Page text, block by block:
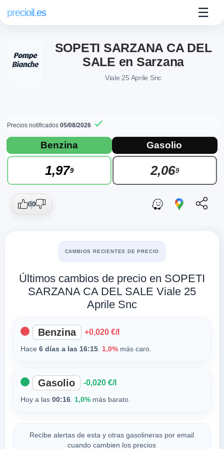
precioil.es ☰
SOPETI SARZANA CA DEL
SALE en Sarzana
Viale 25 Aprile Snc
Precios notificados05/08/2026
Precios actuales de combustibles en
Consulta los precios actuales de la gasolinera
Benzina
1,979
Gasolio
2,069
00
CAMBIOS RECIENTES DE PRECIO
Últimos cambios de precio en SOPETI
SARZANA CA DEL SALE Viale 25
Aprile Snc
Benzina +0,020 €/l
Hace 6 días a las 16:15. 1,0%más caro.
Gasolio -0,020 €/l
Hoy a las 00:16. 1,0%más barato.
Recibe alertas de esta y otras gasolineras por email
cuando cambien los precios